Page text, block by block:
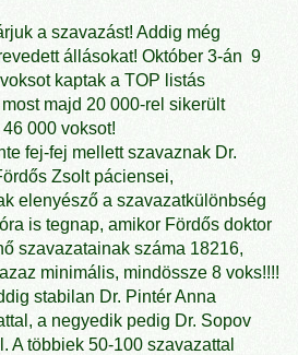
a szavazást! Addig még
állásokat! Október 3-án 9
kaptak a TOP listás
majd 20 000-rel sikerült
000 voksot!
fej-fej mellett szavaznak Dr.
Zsolt páciensei,
elenyésző a szavazatkülönbség
is tegnap, amikor Fördős doktor
szavazatainak száma 18216,
minimális, mindössze 8 voks!!!!
stabilan Dr. Pintér Anna
a negyedik pedig Dr. Sopov
A többiek 50-100 szavazattal